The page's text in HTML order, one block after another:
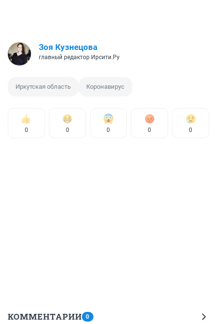
Зоя Кузнецова
главный редактор Ирсити.Ру
Иркутская область Коронавирус
0 0 0 0 0
КОММЕНТАРИИ 0